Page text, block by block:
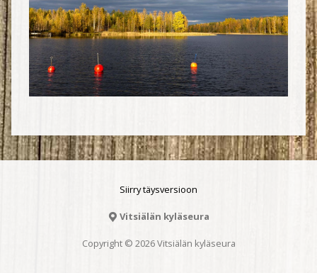
Siirry täysversioon
Vitsiälän kyläseura
Copyright © 2026 Vitsiälän kyläseura